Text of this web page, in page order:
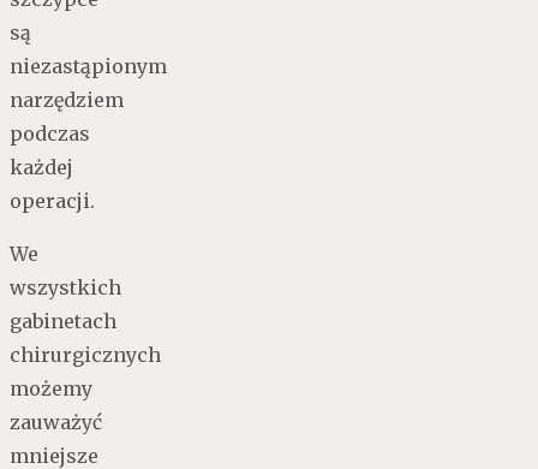
są
niezastąpionym
narzędziem
podczas
każdej
operacji.
We
wszystkich
gabinetach
chirurgicznych
możemy
zauważyć
mniejsze